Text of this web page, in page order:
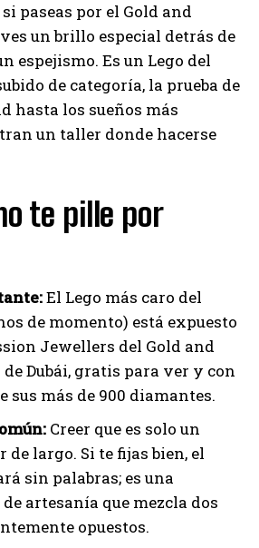
paseas por el Gold and
un brillo especial detrás de
espejismo. Es un Lego del
de categoría, la prueba de
hasta los sueños más
un taller donde hacerse
te pille por
El Lego más caro del
de momento) está expuesto
Jewellers del Gold and
Dubái, gratis para ver y con
sus más de 900 diamantes.
Creer que es solo un
de largo. Si te fijas bien, el
sin palabras; es una
artesanía que mezcla dos
opuestos.